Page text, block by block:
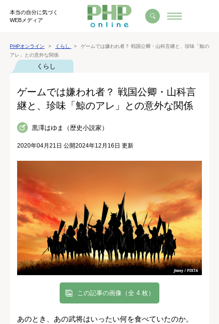
本当の自分に気づく
WEBメディア
PHPオンライン くらし
ゲームでは嫌われ者？ 戦国公卿・山科言継と、珍味「鯨の
アレ」との意外な関係
くらし
ゲームでは嫌われ者？ 戦国公卿・山科言
継と、珍味「鯨のアレ」との意外な関係
黒澤はゆま（歴史小説家）
2020年04月21日 公開2024年12月16日 更新
この記事の画像（全 4 枚）
あのとき、あの武将はいったい何を食べていたのか。